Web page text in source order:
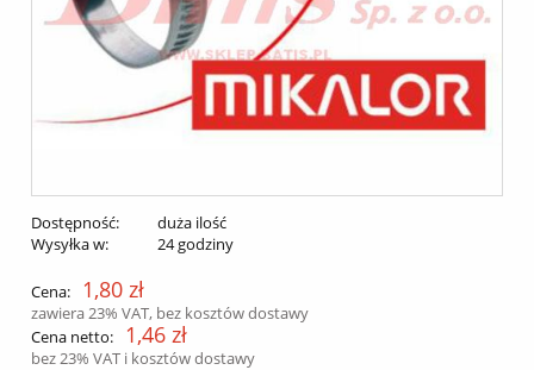
Dostępność:
duża ilość
Wysyłka w:
24 godziny
Cena: 1,80 zł
zawiera 23% VAT, bez kosztów dostawy
Cena netto:
1,46 zł
bez 23% VAT i kosztów dostawy